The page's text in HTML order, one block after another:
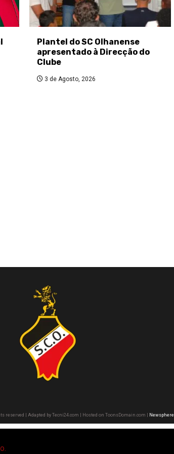
Plantel do SC Olhanense
apresentado à Direcção do
Clube
3 de Agosto, 2026
reserved | Adapted by Tecni24.com | Hosted on ToonsDomain.com Newsphere